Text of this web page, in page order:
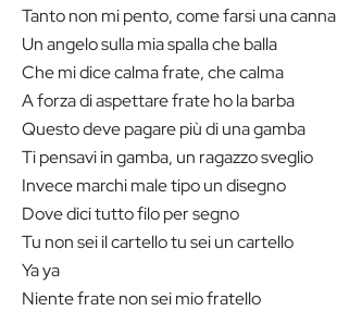
Tanto non mi pento, come farsi una canna
Un angelo sulla mia spalla che balla
Che mi dice calma frate, che calma
A forza di aspettare frate ho la barba
Questo deve pagare più di una gamba
Ti pensavi in gamba, un ragazzo sveglio
Invece marchi male tipo un disegno
Dove dici tutto filo per segno
Tu non sei il cartello tu sei un cartello
Ya ya
Niente frate non sei mio fratello